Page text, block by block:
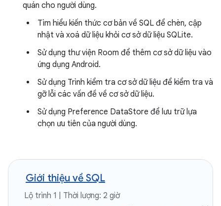
quán cho người dùng.
Tìm hiểu kiến thức cơ bản về SQL để chèn, cập
nhật và xoá dữ liệu khỏi cơ sở dữ liệu SQLite.
Sử dụng thư viện Room để thêm cơ sở dữ liệu vào
ứng dụng Android.
Sử dụng Trình kiểm tra cơ sở dữ liệu để kiểm tra và
gỡ lỗi các vấn đề về cơ sở dữ liệu.
Sử dụng Preference DataStore để lưu trữ lựa
chọn ưu tiên của người dùng.
Giới thiệu về SQL
Lộ trình 1 | Thời lượng: 2 giờ